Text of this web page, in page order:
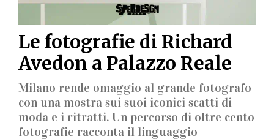
Le fotografie di Richard
Avedon a Palazzo Reale
Milano rende omaggio al grande fotografo
con una mostra sui suoi iconici scatti di
moda e i ritratti. Un percorso di oltre cento
fotografie racconta il linguaggio